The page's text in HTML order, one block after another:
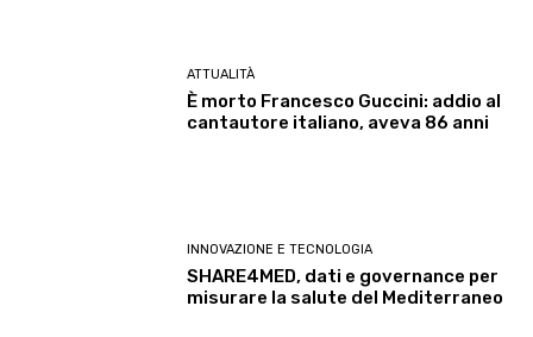
ATTUALITÀ
È morto Francesco Guccini: addio al
cantautore italiano, aveva 86 anni
INNOVAZIONE E TECNOLOGIA
SHARE4MED, dati e governance per
misurare la salute del Mediterraneo